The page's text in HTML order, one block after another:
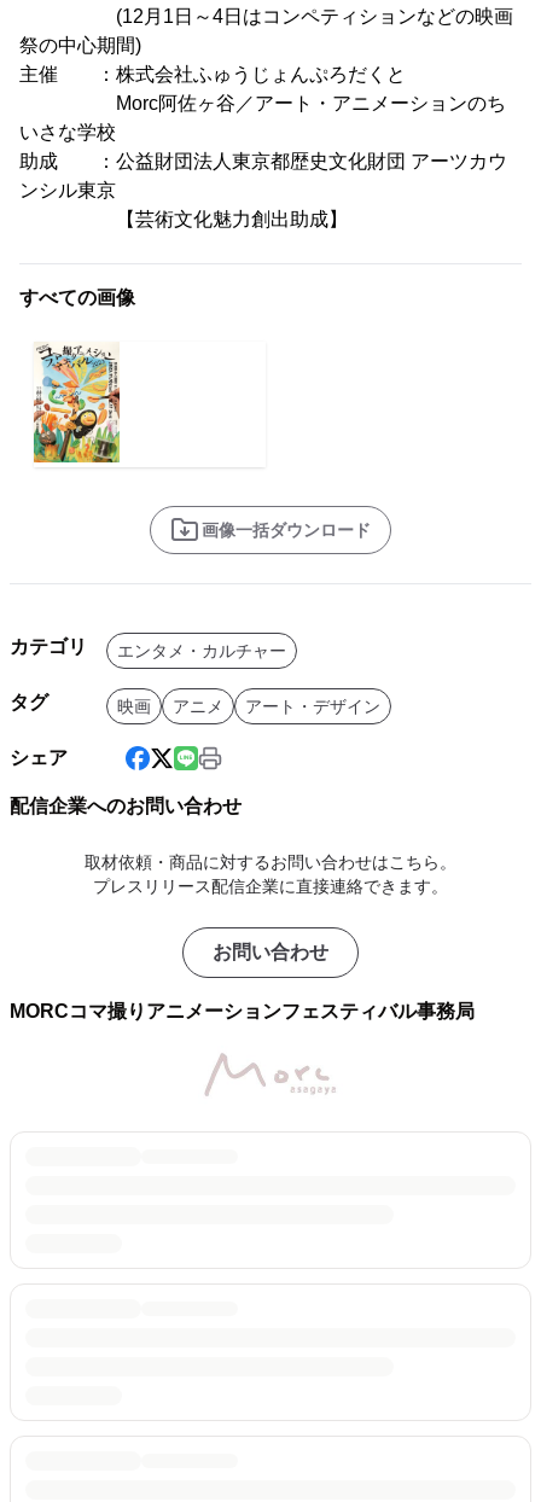
(12月1日～4日はコンペティションなどの映画
祭の中心期間)
主催 ：株式会社ふゅうじょんぷろだくと
Morc阿佐ヶ谷／アート・アニメーションのち
いさな学校
助成 ：公益財団法人東京都歴史文化財団 アーツカウ
ンシル東京
【芸術文化魅力創出助成】
すべての画像
画像一括ダウンロード
カテゴリ エンタメ・カルチャー
タグ 映画 アニメ アート・デザイン
シェア
配信企業へのお問い合わせ
取材依頼・商品に対するお問い合わせはこちら。
プレスリリース配信企業に直接連絡できます。
お問い合わせ
MORCコマ撮りアニメーションフェスティバル事務局